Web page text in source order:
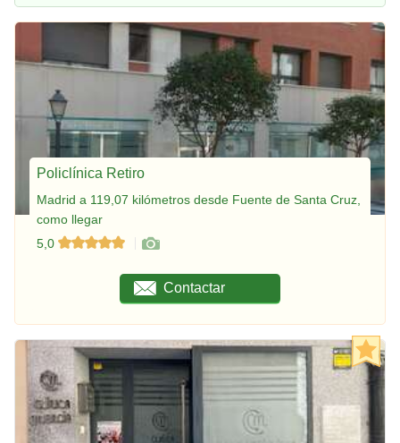
Policlínica Retiro
Madrid a 119,07 kilómetros desde Fuente de Santa Cruz,
como llegar
5,0
Contactar